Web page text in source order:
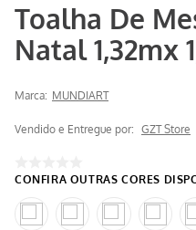
Toalha De
Natal 1,32mx
Marca: MUNDIART
Vendido e Entregue por: GZT Store